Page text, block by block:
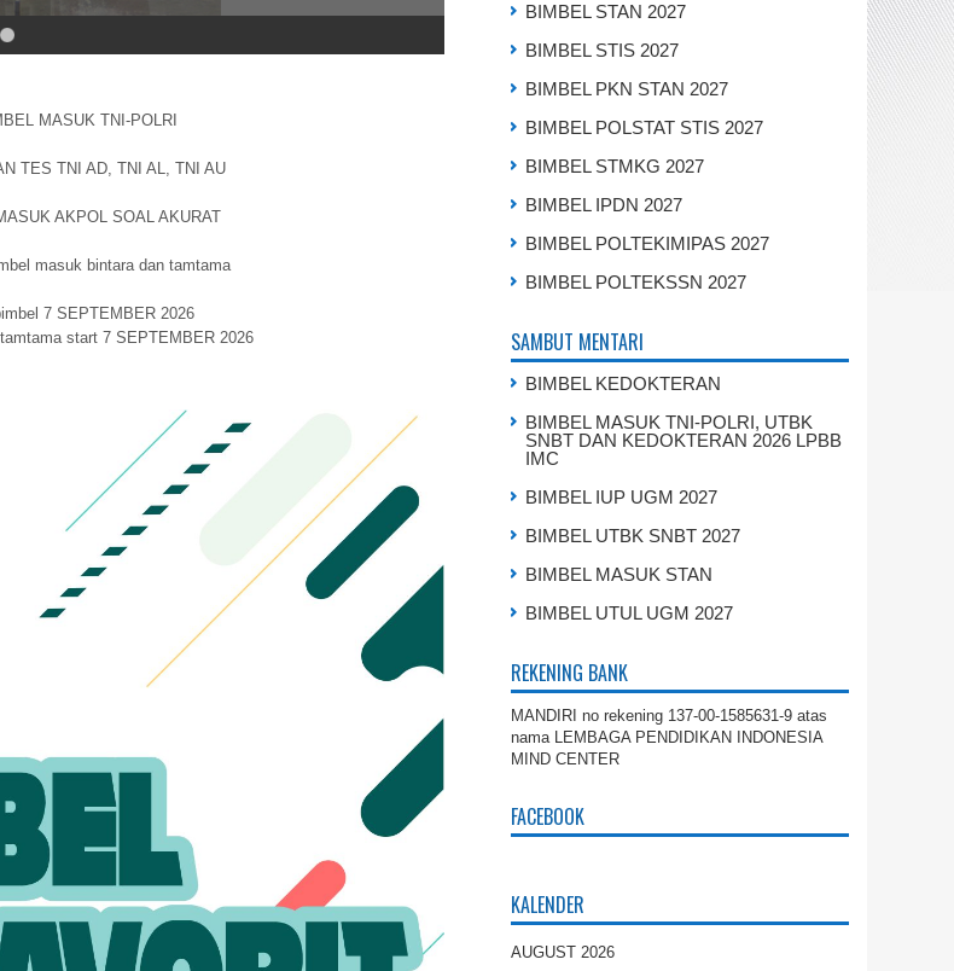
MASUK TNI-POLRI
TES TNI AD, TNI AL, TNI AU
AKPOL SOAL AKURAT
bintara dan tamtama
7 SEPTEMBER 2026
start 7 SEPTEMBER 2026
BIMBEL STAN 2027
BIMBEL STIS 2027
BIMBEL PKN STAN 2027
BIMBEL POLSTAT STIS 2027
BIMBEL STMKG 2027
BIMBEL IPDN 2027
BIMBEL POLTEKIMIPAS 2027
BIMBEL POLTEKSSN 2027
SAMBUT MENTARI
BIMBEL KEDOKTERAN
BIMBEL MASUK TNI-POLRI, UTBK
SNBT DAN KEDOKTERAN 2026 LPBB
IMC
BIMBEL IUP UGM 2027
BIMBEL UTBK SNBT 2027
BIMBEL MASUK STAN
BIMBEL UTUL UGM 2027
REKENING BANK
MANDIRI no rekening 137-00-1585631-9 atas
nama LEMBAGA PENDIDIKAN INDONESIA
MIND CENTER
FACEBOOK
KALENDER
AUGUST 2026